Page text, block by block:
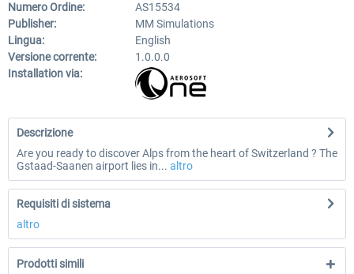
Numero Ordine:
AS15534
Publisher:
MM Simulations
Lingua:
English
Versione corrente:
1.0.0.0
Installation via:
Descrizione
Are you ready to discover Alps from the heart of Switzerland ? The
Gstaad-Saanen airport lies in... altro
Requisiti di sistema
altro
Prodotti simili